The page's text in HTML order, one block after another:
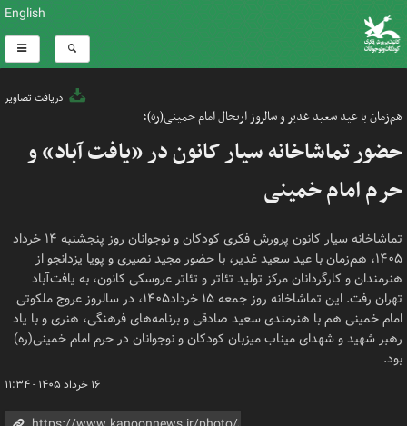
English
دریافت تصاویر
هم‌زمان با عید سعید غدیر و سالروز ارتحال امام خمینی(ره)؛
حضور تماشاخانه سیار کانون در «یافت‌ آباد» و
حرم امام خمینی
تماشاخانه سیار کانون پرورش فکری کودکان و نوجوانان روز پنجشنبه ۱۴ خرداد
۱۴۰۵، هم‌زمان با عید سعید غدیر، با حضور مجید نصیری و پویا یزدانجو از
هنرمندان و کارگردانان مرکز تولید تئاتر و تئاتر عروسکی کانون،‌ به یافت‌آباد
تهران رفت. این تماشاخانه روز جمعه ۱۵ خرداد۱۴۰۵، در سالروز عروج ملکوتی
امام خمینی هم با هنرمندی سعید صادقی و برنامه‌های فرهنگی،‌ هنری و با یاد
رهبر شهید و شهدای میناب میزبان کودکان و نوجوانان در حرم امام خمینی(ره)
بود.
۱۶ خرداد ۱۴۰۵ - ۱۱:۳۴